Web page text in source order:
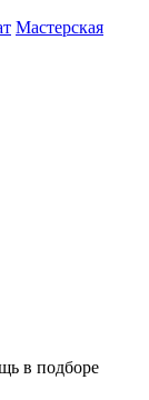
Мастерская
в подборе